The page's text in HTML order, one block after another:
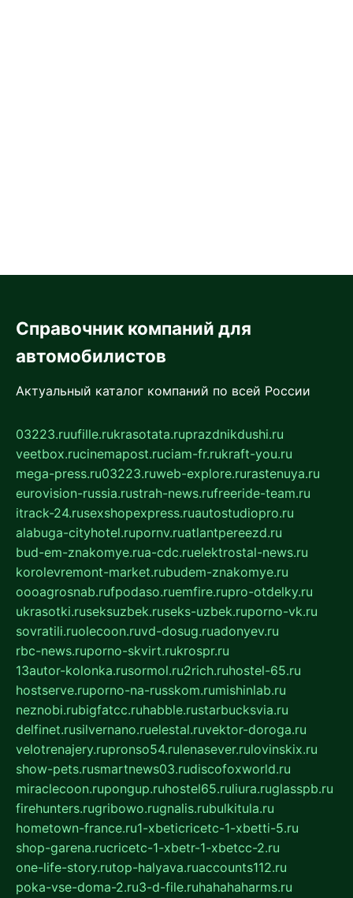
Справочник компаний для
автомобилистов
Актуальный каталог компаний по всей России
03223.ruufille.rukrasotata.ruprazdnikdushi.ru
veetbox.rucinemapost.ruciam-fr.rukraft-you.ru
mega-press.ru03223.ruweb-explore.rurastenuya.ru
eurovision-russia.rustrah-news.rufreeride-team.ru
itrack-24.rusexshopexpress.ruautostudiopro.ru
alabuga-cityhotel.rupornv.ruatlantpereezd.ru
bud-em-znakomye.rua-cdc.ruelektrostal-news.ru
korolevremont-market.rubudem-znakomye.ru
oooagrosnab.rufpodaso.ruemfire.rupro-otdelky.ru
ukrasotki.ruseksuzbek.ruseks-uzbek.ruporno-vk.ru
sovratili.ruolecoon.ruvd-dosug.ruadonyev.ru
rbc-news.ruporno-skvirt.rukrospr.ru
13autor-kolonka.rusormol.ru2rich.ruhostel-65.ru
hostserve.ruporno-na-russkom.rumishinlab.ru
neznobi.rubigfatcc.ruhabble.rustarbucksvia.ru
delfinet.rusilvernano.ruelestal.ruvektor-doroga.ru
velotrenajery.rupronso54.rulenasever.rulovinskix.ru
show-pets.rusmartnews03.rudiscofoxworld.ru
miraclecoon.rupongup.ruhostel65.ruliura.ruglasspb.ru
firehunters.rugribowo.rugnalis.rubulkitula.ru
hometown-france.ru1-xbeticricetc-1-xbetti-5.ru
shop-garena.rucricetc-1-xbetr-1-xbetcc-2.ru
one-life-story.rutop-halyava.ruaccounts112.ru
poka-vse-doma-2.ru3-d-file.ruhahahaharms.ru